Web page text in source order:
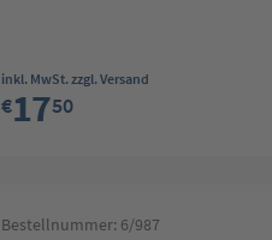
Regulärer Preis:
inkl. MwSt. zzgl. Versand
€1750
Bestellnummer: 6/987